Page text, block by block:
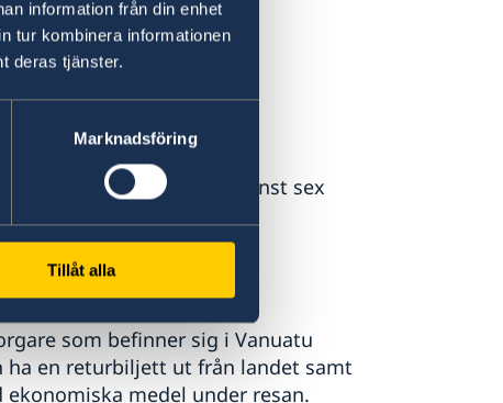
information från din enhet
tur kombinera informationen
deras tjänster.
Marknadsföring
Tillåt alla
kort varsel.
har en giltighetstid på minst sex
som befinner sig i Vanuatu
ha en returbiljett ut från landet samt
medel under resan.